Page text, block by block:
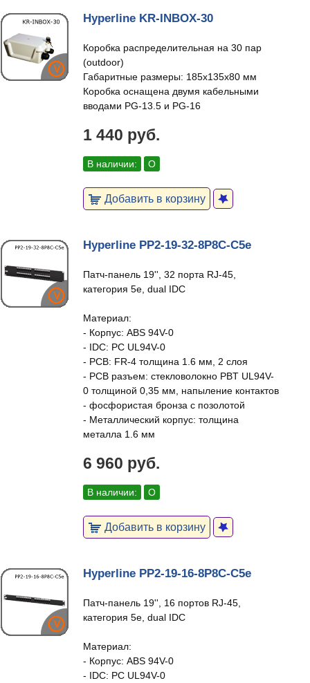
Hyperline KR-INBOX-30
Коробка распределительная на 30 пар
(outdoor)
Габаритные размеры: 185х135х80 мм
Коробка оснащена двумя кабельными
вводами PG-13.5 и PG-16
1 440 руб.
В наличии: О
Добавить в корзину
Hyperline PP2-19-32-8P8C-C5e
Патч-панель 19'', 32 порта RJ-45,
категория 5e, dual IDC
Материал:
- Корпус: ABS 94V-0
- IDC: PC UL94V-0
- PCB: FR-4 толщина 1.6 мм, 2 слоя
- PCB разъем: стекловолокно PBT UL94V-
0 толщиной 0,35 мм, напыление контактов
- фосфористая бронза с позолотой
- Металлический корпус: толщина
металла 1.6 мм
6 960 руб.
В наличии: О
Добавить в корзину
Hyperline PP2-19-16-8P8C-C5e
Патч-панель 19'', 16 портов RJ-45,
категория 5e, dual IDC
Материал:
- Корпус: ABS 94V-0
- IDC: PC UL94V-0